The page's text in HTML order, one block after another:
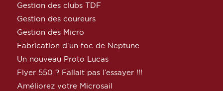
Gestion des clubs TDF
Gestion des coureurs
Gestion des Micro
Fabrication d’un foc de Neptune
Un nouveau Proto Lucas
Flyer 550 ? Fallait pas l’essayer !!!
Améliorez votre Microsail